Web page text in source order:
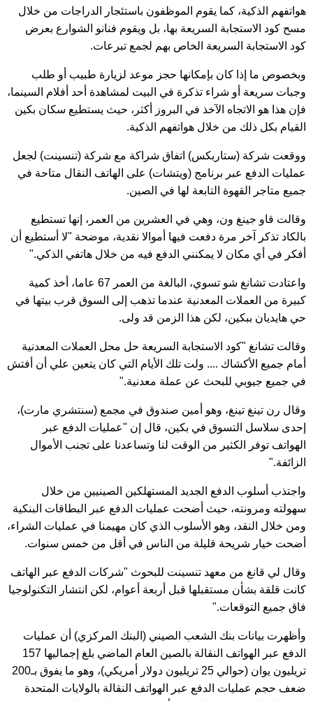
هواتفهم الذكية، كما يقوم الموظفون باستئجار الدراجات من خلال
مسح كود الاستجابة السريعة بها، بل ويقوم فنانو الشوارع بعرض
كود الاستجابة السريعة الخاص بهم لجمع تبرعات.
وبخصوص ما إذا كان بإمكانها حجز موعد لزيارة طبيب أو طلب
وجبات سريعة أو شراء تذكرة في البيت لمشاهدة أحد أفلام السينما،
فإن هذا هو الاتجاه الآخذ في البروز أكثر، حيث يستطيع سكان بكين
القيام بكل ذلك من خلال هواتفهم الذكية.
ووقعت شركة (ستاربكس) اتفاق شراكة مع شركة (تنسينت) لجعل
عمليات الدفع عبر برنامج (ويتشات) على الهاتف النقال متاحة في
جميع متاجر القهوة التابعة لها في الصين.
وقالت قاو جينغ ون، وهي في العشرين من العمر، إنها تستطيع
بالكاد تذكر آخر مرة دفعت فيها أموالا نقدية، موضحة "لا أستطيع أن
أفكر في أي مكان لا يمكنني الدفع فيه من خلال هاتفي الذكي."
واعتادت تشانغ شو تسوي، البالغة من العمر 67 عاما، أخذ كمية
كبيرة من العملات المعدنية عندما تذهب إلى السوق قرب بيتها في
حي هايديان ببكين، لكن هذا الزمن قد ولى.
وقالت تشانغ "كود الاستجابة السريعة حل محل العملات المعدنية
أمام جميع الأكشاك .... ولت تلك الأيام التي كان يتعين علي أن أفتش
في جميع جيوبي للبحث عن عملة معدنية."
وقال رن تينغ تينغ، وهو أمين صندوق في مجمع (سنتشري مارت)،
إحدى سلاسل التسوق في بكين، قال إن "عمليات الدفع عبر
الهواتف توفر الكثير من الوقت لنا وتساعدنا على تجنب الأموال
الزائفة."
واجتذب أسلوب الدفع الجديد المستهلكين الصينيين من خلال
سهولته ومرونته، حيث أضحت عمليات الدفع عبر البطاقات البنكية
ومن خلال النقد، وهو الأسلوب الذي كان مهيمنا في عمليات الشراء،
أضحت خيار شريحة قليلة من الناس في أقل من خمس سنوات.
وقال لي قانغ من معهد تنسينت للبحوث "شركات الدفع عبر الهاتف
كانت قلقة بشأن مستقبلها قبل أربعة أعوام، لكن انتشار التكنولوجيا
فاق جميع التوقعات."
وأظهرت بيانات بنك الشعب الصيني (البنك المركزي) أن عمليات
الدفع عبر الهواتف النقالة بالصين العام الماضي بلغ إجماليها 157
تريليون يوان (حوالي 25 تريليون دولار أمريكي)، وهو ما يفوق بـ200
ضعف حجم عمليات الدفع عبر الهواتف النقالة بالولايات المتحدة